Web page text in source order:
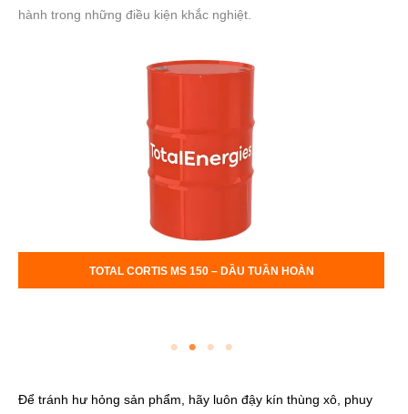
hành trong những điều kiện khắc nghiệt.
TOTAL CORTIS MS 220 – DẦU TUẦN HOÀN
Để tránh hư hỏng sản phẩm, hãy luôn đậy kín thùng xô, phuy